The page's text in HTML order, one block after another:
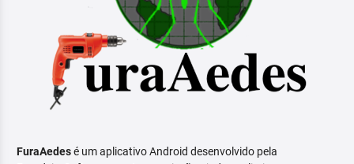
FuraAedesé um aplicativo Android desenvolvido pela